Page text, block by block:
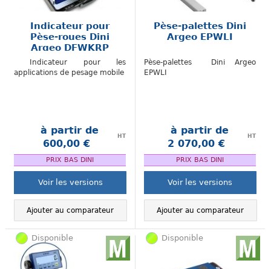
Indicateur pour
Pèse-roues Dini
Argeo DFWKRP
Indicateur pour les
applications de pesage mobile
à partir de
600,00 €
HT
PRIX BAS DINI
Voir les versions
Ajouter au comparateur
Pèse-palettes Dini
Argeo EPWLI
Pèse-palettes Dini Argeo
EPWLI
à partir de
2 070,00 €
HT
PRIX BAS DINI
Voir les versions
Ajouter au comparateur
Disponible Disponible